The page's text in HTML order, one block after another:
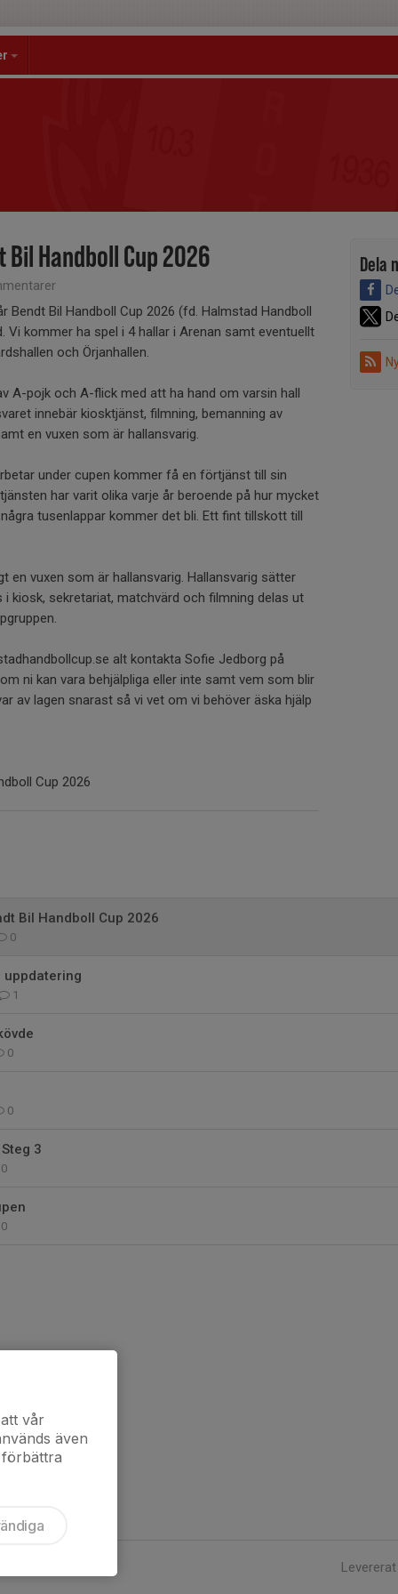
Dela
Handboll Cup 2026
Bendt Bil Handboll Cup 2026 (fd. Halmstad Handboll
Vi kommer ha spel i 4 hallar i Arenan samt eventuellt
och Örjanhallen.
A-pojk och A-flick med att ha hand om varsin hall
innebär kiosktjänst, filmning, bemanning av
en vuxen som är hallansvarig.
under cupen kommer få en förtjänst till sin
har varit olika varje år beroende på hur mycket
tusenlappar kommer det bli. Ett fint tillskott till
en vuxen som är hallansvarig. Hallansvarig sätter
kiosk, sekretariat, matchvärd och filmning delas ut
alt kontakta Sofie Jedborg på
ni kan vara behjälpliga eller inte samt vem som blir
av lagen snarast så vi vet om vi behöver äska hjälp
Cup 2026
Bil Handboll Cup 2026
0
uppdatering
1
0
0
3
vår
även